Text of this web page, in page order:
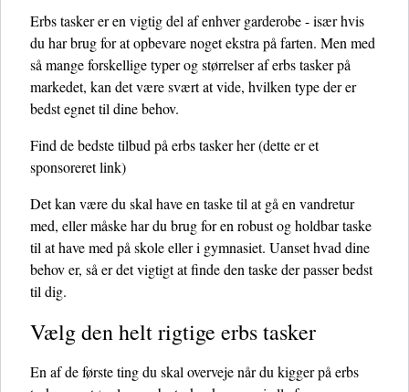
Erbs tasker er en vigtig del af enhver garderobe - især hvis
du har brug for at opbevare noget ekstra på farten. Men med
så mange forskellige typer og størrelser af erbs tasker på
markedet, kan det være svært at vide, hvilken type der er
bedst egnet til dine behov.
Find de bedste tilbud på erbs tasker her(dette er et
sponsoreret link)
Det kan være du skal have en taske til at gå en vandretur
med, eller måske har du brug for en robust og holdbar taske
til at have med på skole eller i gymnasiet. Uanset hvad dine
behov er, så er det vigtigt at finde den taske der passer bedst
til dig.
Vælg den helt rigtige erbs tasker
En af de første ting du skal overveje når du kigger på erbs